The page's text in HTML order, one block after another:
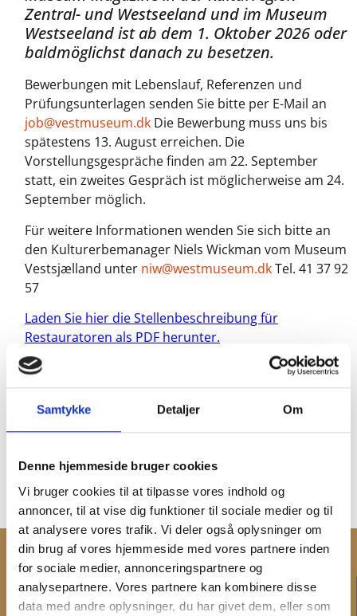
Samtykke Detaljer Om
Denne hjemmeside bruger cookies
Vi bruger cookies til at tilpasse vores indhold og
annoncer, til at vise dig funktioner til sociale medier og til
at analysere vores trafik. Vi deler også oplysninger om
din brug af vores hjemmeside med vores partnere inden
for sociale medier, annonceringspartnere og
analysepartnere. Vores partnere kan kombinere disse
data med andre oplysninger, du har givet dem, eller som
Zentral- und Westseeland und im Museum
Westseeland ist ab dem 1. Oktober 2026 oder
baldmöglichst danach zu besetzen.
Bewerbungen mit Lebenslauf, Referenzen und
Prüfungsunterlagen senden Sie bitte per E-Mail an
job@vestmuseum.dk Die Bewerbung muss uns bis
spätestens 13. August erreichen. Die
Vorstellungsgespräche finden am 22. September
statt, ein zweites Gespräch ist möglicherweise am 24.
September möglich.
Für weitere Informationen wenden Sie sich bitte an
den Kulturerbemanager Niels Wickman vom Museum
Vestsjælland unter niw@westmuseum.dkTel. 41 37 92
57
Laden Sie hier die Stellenbeschreibung für
Restauratoren als PDF herunter.
KONTAKT